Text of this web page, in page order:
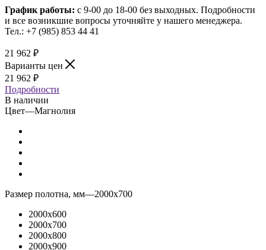
График работы: с 9-00 до 18-00 без выходных. Подробности
и все возникшие вопросы уточняйте у нашего менеджера.
Тел.: +7 (985) 853 44 41
21 962 ₽
Варианты цен
21 962 ₽
Подробности
В наличии
Цвет—Магнолия
Размер полотна, мм—2000x700
2000x600
2000x700
2000x800
2000x900